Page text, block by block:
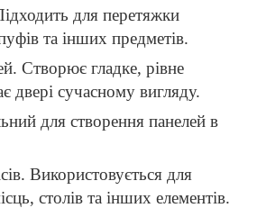
для перетяжки
та інших предметів.
Створює гладке, рівне
двері сучасному вигляду.
для створення панелей в
Використовується для
столів та інших елементів.